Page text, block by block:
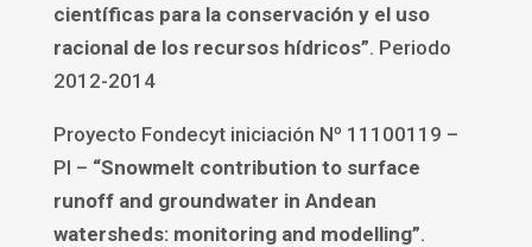
científicas para la conservación y el uso
racional de los recursos hídricos”. Periodo
2012-2014
Proyecto Fondecyt iniciación Nº 11100119 –
PI – “Snowmelt contribution to surface
runoff and groundwater in Andean
watersheds: monitoring and modelling”.